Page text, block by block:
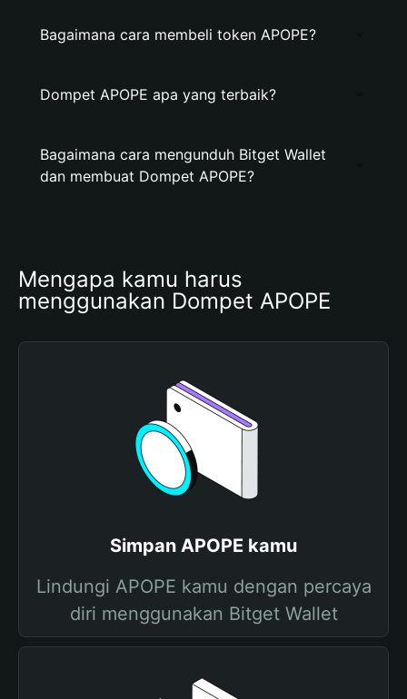
Bagaimana cara membeli token APOPE?
Dompet APOPE apa yang terbaik?
Bagaimana cara mengunduh Bitget Wallet
dan membuat Dompet APOPE?
Mengapa kamu harus
menggunakan Dompet APOPE
Simpan APOPE kamu
Lindungi APOPE kamu dengan percaya
diri menggunakan Bitget Wallet